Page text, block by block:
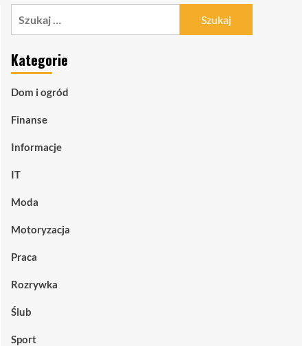
Kategorie
Dom i ogród
Finanse
Informacje
IT
Moda
Motoryzacja
Praca
Rozrywka
Ślub
Sport